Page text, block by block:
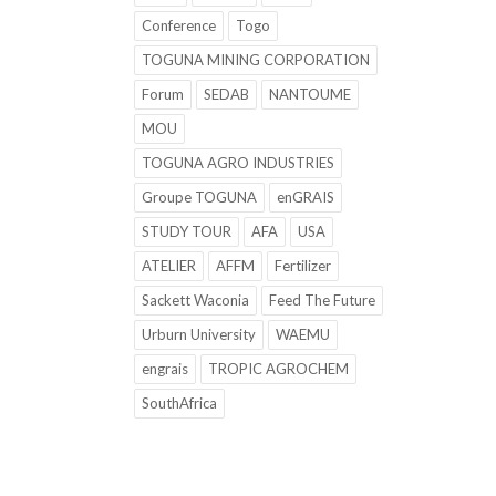
Conference
Togo
TOGUNA MINING CORPORATION
Forum
SEDAB
NANTOUME
MOU
TOGUNA AGRO INDUSTRIES
Groupe TOGUNA
enGRAIS
STUDY TOUR
AFA
USA
ATELIER
AFFM
Fertilizer
Sackett Waconia
Feed The Future
Urburn University
WAEMU
engrais
TROPIC AGROCHEM
SouthAfrica